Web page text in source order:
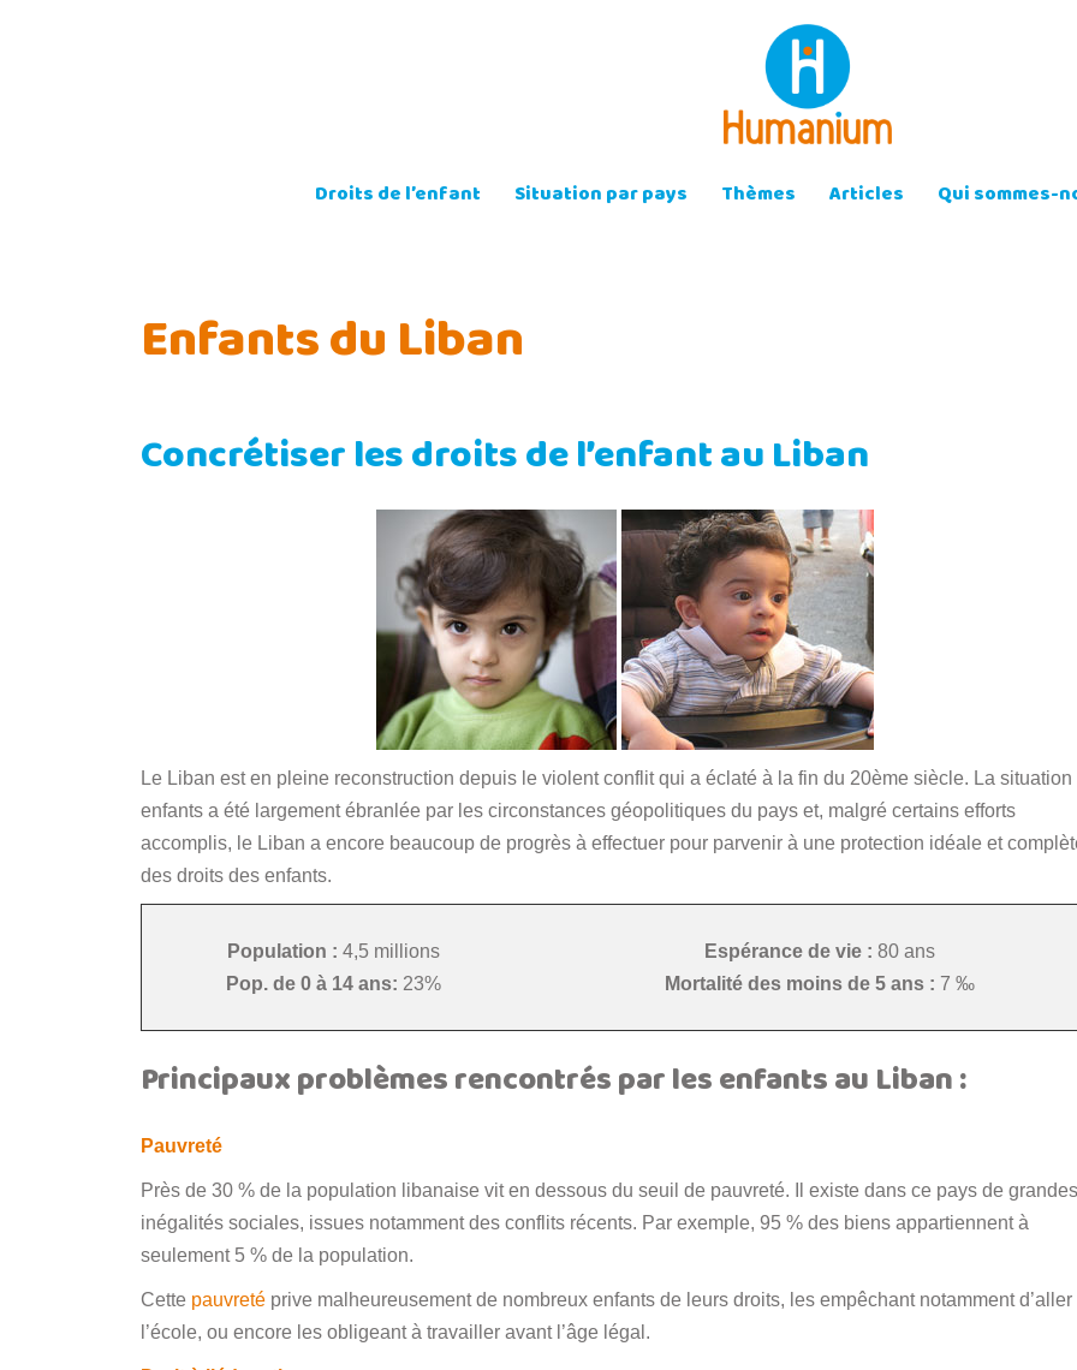
Droits de l’enfant Situation par pays Thèmes Articles Qui sommes-
Enfants du Liban
Concrétiser les droits de l’enfant au Liban
Le Liban est en pleine reconstruction depuis le violent conflit qui a éclaté à la fin du 20ème siècle. La situation
enfants a été largement ébranlée par les circonstances géopolitiques du pays et, malgré certains efforts
accomplis, le Liban a encore beaucoup de progrès à effectuer pour parvenir à une protection idéale et
des droits des enfants.
Population : 4,5 millions
Pop. de 0 à 14 ans: 23%
Espérance de vie : 80 ans
Mortalité des moins de 5 ans : 7 ‰
Principaux problèmes rencontrés par les enfants au Liban :
Pauvreté
Près de 30 % de la population libanaise vit en dessous du seuil de pauvreté. Il existe dans ce pays de grandes
inégalités sociales, issues notamment des conflits récents. Par exemple, 95 % des biens appartiennent à
seulement 5 % de la population.
Cette pauvreté prive malheureusement de nombreux enfants de leurs droits, les empêchant notamment d’aller
l’école, ou encore les obligeant à travailler avant l’âge légal.